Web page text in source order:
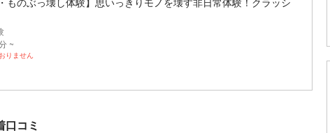
~
りません
コミ